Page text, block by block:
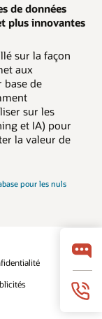
de données
plus innovantes
sur la façon
aux
base de
sur les
et IA) pour
la valeur de
pour les nuls